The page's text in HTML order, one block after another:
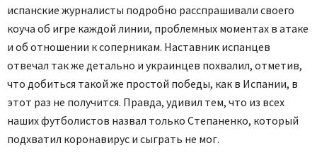
испанские журналисты подробно расспрашивали своего
коуча об игре каждой линии, проблемных моментах в атаке
и об отношении к соперникам. Наставник испанцев
отвечал так же детально и украинцев похвалил, отметив,
что добиться такой же простой победы, как в Испании, в
этот раз не получится. Правда, удивил тем, что из всех
наших футболистов назвал только Степаненко, который
подхватил коронавирус и сыграть не мог.